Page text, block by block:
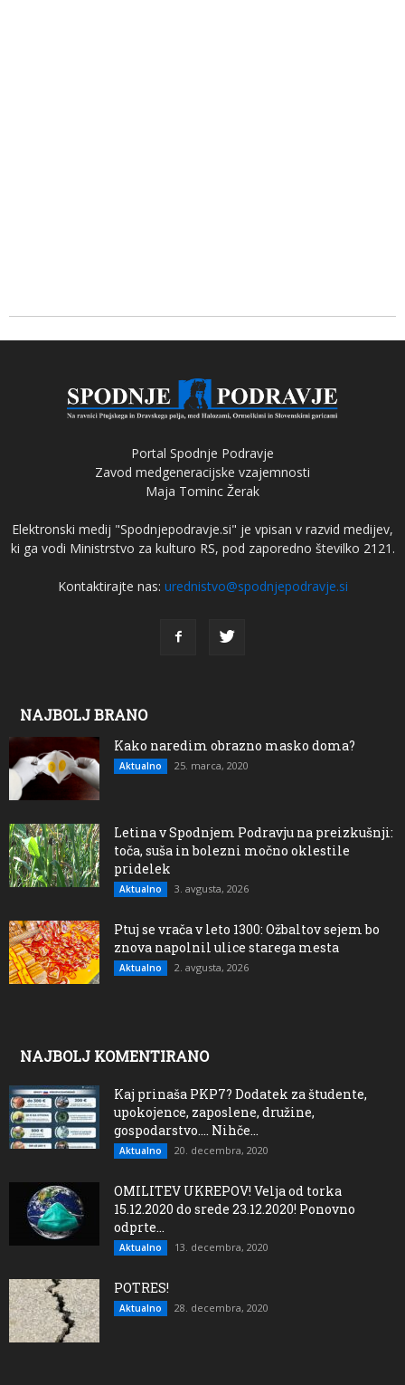
Portal Spodnje Podravje
Zavod medgeneracijske vzajemnosti
Maja Tominc Žerak
Elektronski medij "Spodnjepodravje.si" je vpisan v razvid medijev,
ki ga vodi Ministrstvo za kulturo RS, pod zaporedno številko 2121.
Kontaktirajte nas: urednistvo@spodnjepodravje.si
NAJBOLJ BRANO
Kako naredim obrazno masko doma?
Aktualno 25. marca, 2020
Letina v Spodnjem Podravju na preizkušnji:
toča, suša in bolezni močno oklestile
pridelek
Aktualno 3. avgusta, 2026
Ptuj se vrača v leto 1300: Ožbaltov sejem bo
znova napolnil ulice starega mesta
Aktualno 2. avgusta, 2026
NAJBOLJ KOMENTIRANO
Kaj prinaša PKP7? Dodatek za študente,
upokojence, zaposlene, družine,
gospodarstvo…. Nihče...
Aktualno 20. decembra, 2020
OMILITEV UKREPOV! Velja od torka
15.12.2020 do srede 23.12.2020! Ponovno
odprte...
Aktualno 13. decembra, 2020
POTRES!
Aktualno 28. decembra, 2020